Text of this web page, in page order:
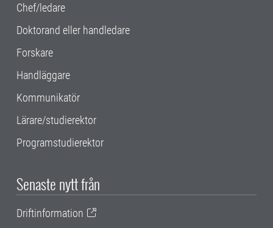
Chef/ledare
Doktorand eller handledare
Forskare
Handläggare
Kommunikatör
Lärare/studierektor
Programstudierektor
Senaste nytt från
Driftinformation